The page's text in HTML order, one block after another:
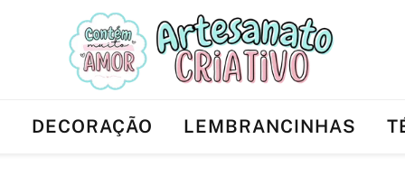
DECORAÇÃO LEMBRANCINHAS